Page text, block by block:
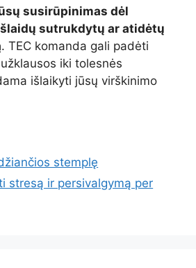
susirūpinimas dėl
sutrukdytų ar atidėtų
. TEC komanda gali padėti
iki tolesnės
išlaikyti jūsų virškinimo
stemplę
stresą ir persivalgymą per